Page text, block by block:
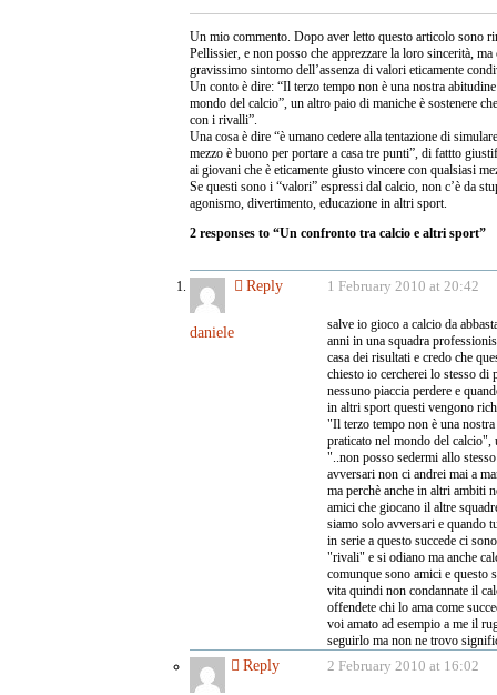
Un mio commento. Dopo aver letto questo articolo sono
Pellissier, e non posso che apprezzare la loro sincerità,
gravissimo sintomo dell’assenza di valori eticamente
Un conto è dire: “Il terzo tempo non è una nostra
mondo del calcio”, un altro paio di maniche è sostenere
con i rivalli”.
Una cosa è dire “è umano cedere alla tentazione di
mezzo è buono per portare a casa tre punti”, di fattto
ai giovani che è eticamente giusto vincere con qualsiasi
Se questi sono i “valori” espressi dal calcio, non c’è da
agonismo, divertimento, educazione in altri sport.
2 responses to “Un confronto tra calcio e altri sport”
daniele
1 February 2010 at 20:42
salve io gioco a calcio da
anni in una squadra
casa dei risultati e credo che
chiesto io cercherei lo stesso di
nessuno piaccia perdere e
in altri sport questi vengono
"Il terzo tempo non è una
praticato nel mondo del calcio",
"..non posso sedermi allo
avversari non ci andrei mai a
ma perchè anche in altri ambiti
amici che giocano il altre
siamo solo avversari e quando
in serie a questo succede ci
"rivali" e si odiano ma anche
comunque sono amici e questo
vita quindi non condannate il
offendete chi lo ama come
voi amato ad esempio a me il
seguirlo ma non ne trovo
Reply
2 February 2010 at 16:02
Reply